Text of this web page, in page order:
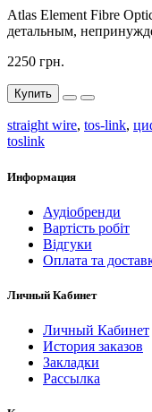
Atlas Element Fibre
детальным,
2250 грн.
Купить
straight wire, tos-link,
toslink
Информация
Аудіобренди
Вартість робіт
Відгуки
Оплата та
Личный Кабинет
Личный Кабинет
История заказов
Закладки
Рассылка